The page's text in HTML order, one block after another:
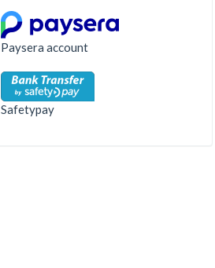
Paysera account
Safetypay